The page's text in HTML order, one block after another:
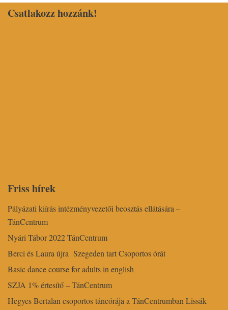
Csatlakozz hozzánk!
Friss hírek
Pályázati kiírás intézményvezetői beosztás ellátására –
TánCentrum
Nyári Tábor 2022 TánCentrum
Berci és Laura újra Szegeden tart Csoportos órát
Basic dance course for adults in english
SZJA 1% értesítő – TánCentrum
Hegyes Bertalan csoportos táncórája a TánCentrumban Lissák